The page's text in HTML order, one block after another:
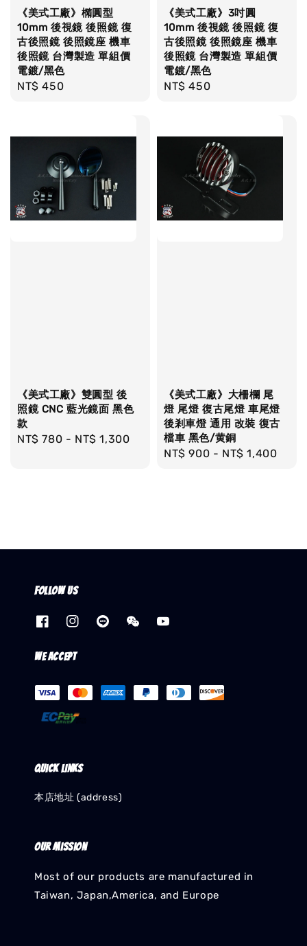
《美式工廠》橢圓型
10mm 後視鏡 後照鏡 復
古後照鏡 後照鏡座 機車
後照鏡 台灣製造 單組價
電鍍/黑色
Regular
NT$ 450
《美式工廠》3吋圓
10mm 後視鏡 後照鏡 復
古後照鏡 後照鏡座 機車
後照鏡 台灣製造 單組價
電鍍/黑色
Regular
NT$ 450
《美式工廠》雙圓型 後
照鏡 CNC 藍光鏡面 黑色
款
Regular
NT$ 780 - NT$ 1,300
《美式工廠》大柵欄 尾
燈 尾燈 復古尾燈 車尾燈
後剎車燈 通用 改裝 復古
檔車 黑色/黄銅
Regular
NT$ 900 - NT$ 1,400
Follow us
We accept
Quick links
本店地址 (address)
Our mission
Most of our products are manufactured in
Taiwan, Japan,America, and Europe